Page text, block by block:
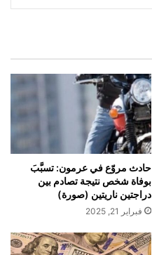
حادث مروّع في عرمون: تسبَّبَ
بوفاة شخص نتيجة تصادم بين
دراجتين ناريتين (صورة)
فبراير 21, 2025